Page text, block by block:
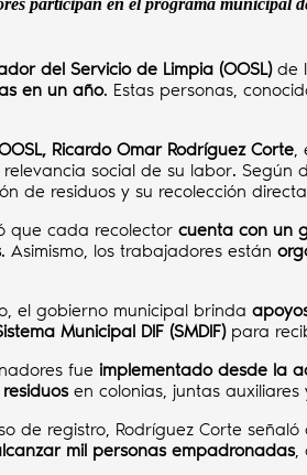
participan en el programa municipal
del Servicio de Limpia (OOSL)de
en un año. Estas personas,
Ricardo Omar Rodríguez Corte,
social de su labor. Según
de residuos y su recolección
que cada recolector cuenta con un
. Asimismo, los trabajadores están
el gobierno municipal brinda
Municipal DIF (SMDIF)para
fue implementado desde la
en colonias, juntas
de registro, Rodríguez Corte
mil personas empadronadas,